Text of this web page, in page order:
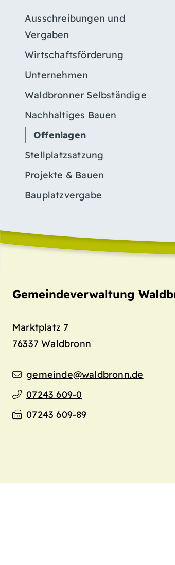
Ausschreibungen und
Vergaben
Wirtschaftsförderung
Unternehmen
Waldbronner Selbständige
Nachhaltiges Bauen
Offenlagen
Stellplatzsatzung
Projekte & Bauen
Bauplatzvergabe
Gemeindeverwaltung
Marktplatz 7
76337 Waldbronn
gemeinde@waldbronn.de
07243 609-0
07243 609-89